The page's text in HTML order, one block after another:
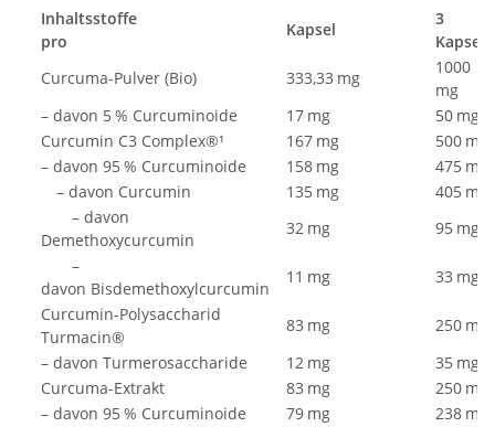
Inhaltsstoffe
pro
Kapsel
3
Kapseln
Curcuma-Pulver (Bio)
333,33 mg
1000
mg
– davon 5 % Curcuminoide
17 mg
50 mg
Curcumin C3 Complex®¹
167 mg
500 mg
– davon 95 % Curcuminoide
158 mg
475 mg
– davon Curcumin
135 mg
405 mg
– davon
Demethoxycurcumin
32 mg
95 mg
–
davon Bisdemethoxylcurcumin
11 mg
33 mg
Curcumin-Polysaccharid
Turmacin®
83 mg
250 mg
– davon Turmerosaccharide
12 mg
35 mg
Curcuma-Extrakt
83 mg
250 mg
– davon 95 % Curcuminoide
79 mg
238 mg